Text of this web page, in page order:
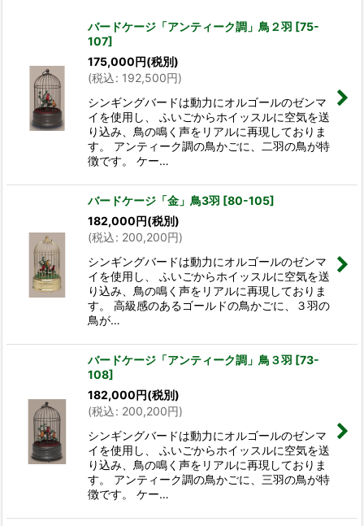
絞り込む
バードケージ「アンティーク調」鳥２羽 [75-
107]
175,000円(税別)
(税込: 192,500円)
シンギングバードは動力にオルゴールのゼンマ
イを使用し、 ふいごからホイッスルに空気を送
り込み、鳥の鳴く声をリアルに再現しておりま
す。 アンティーク調の鳥かごに、二羽の鳥が特
徴です。 ケー…
バードケージ「金」鳥3羽 [80-105]
182,000円(税別)
(税込: 200,200円)
シンギングバードは動力にオルゴールのゼンマ
イを使用し、 ふいごからホイッスルに空気を送
り込み、鳥の鳴く声をリアルに再現しておりま
す。 高級感のあるゴールドの鳥かごに、３羽の
鳥が…
バードケージ「アンティーク調」鳥３羽 [73-
108]
182,000円(税別)
(税込: 200,200円)
シンギングバードは動力にオルゴールのゼンマ
イを使用し、 ふいごからホイッスルに空気を送
り込み、鳥の鳴く声をリアルに再現しておりま
す。 アンティーク調の鳥かごに、三羽の鳥が特
徴です。 ケー…